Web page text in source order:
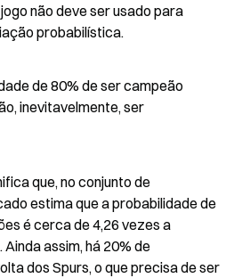
não deve ser usado para
probabilística.
de 80% de ser campeão
inevitavelmente, ser
que, no conjunto de
estima que a probabilidade de
é cerca de 4,26 vezes a
assim, há 20% de
dos Spurs, o que precisa de ser